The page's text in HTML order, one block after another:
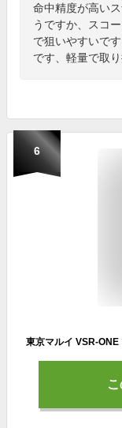
命中精度が高い
うですか、スコ
で狙いやすいで
です、軽量で取
6